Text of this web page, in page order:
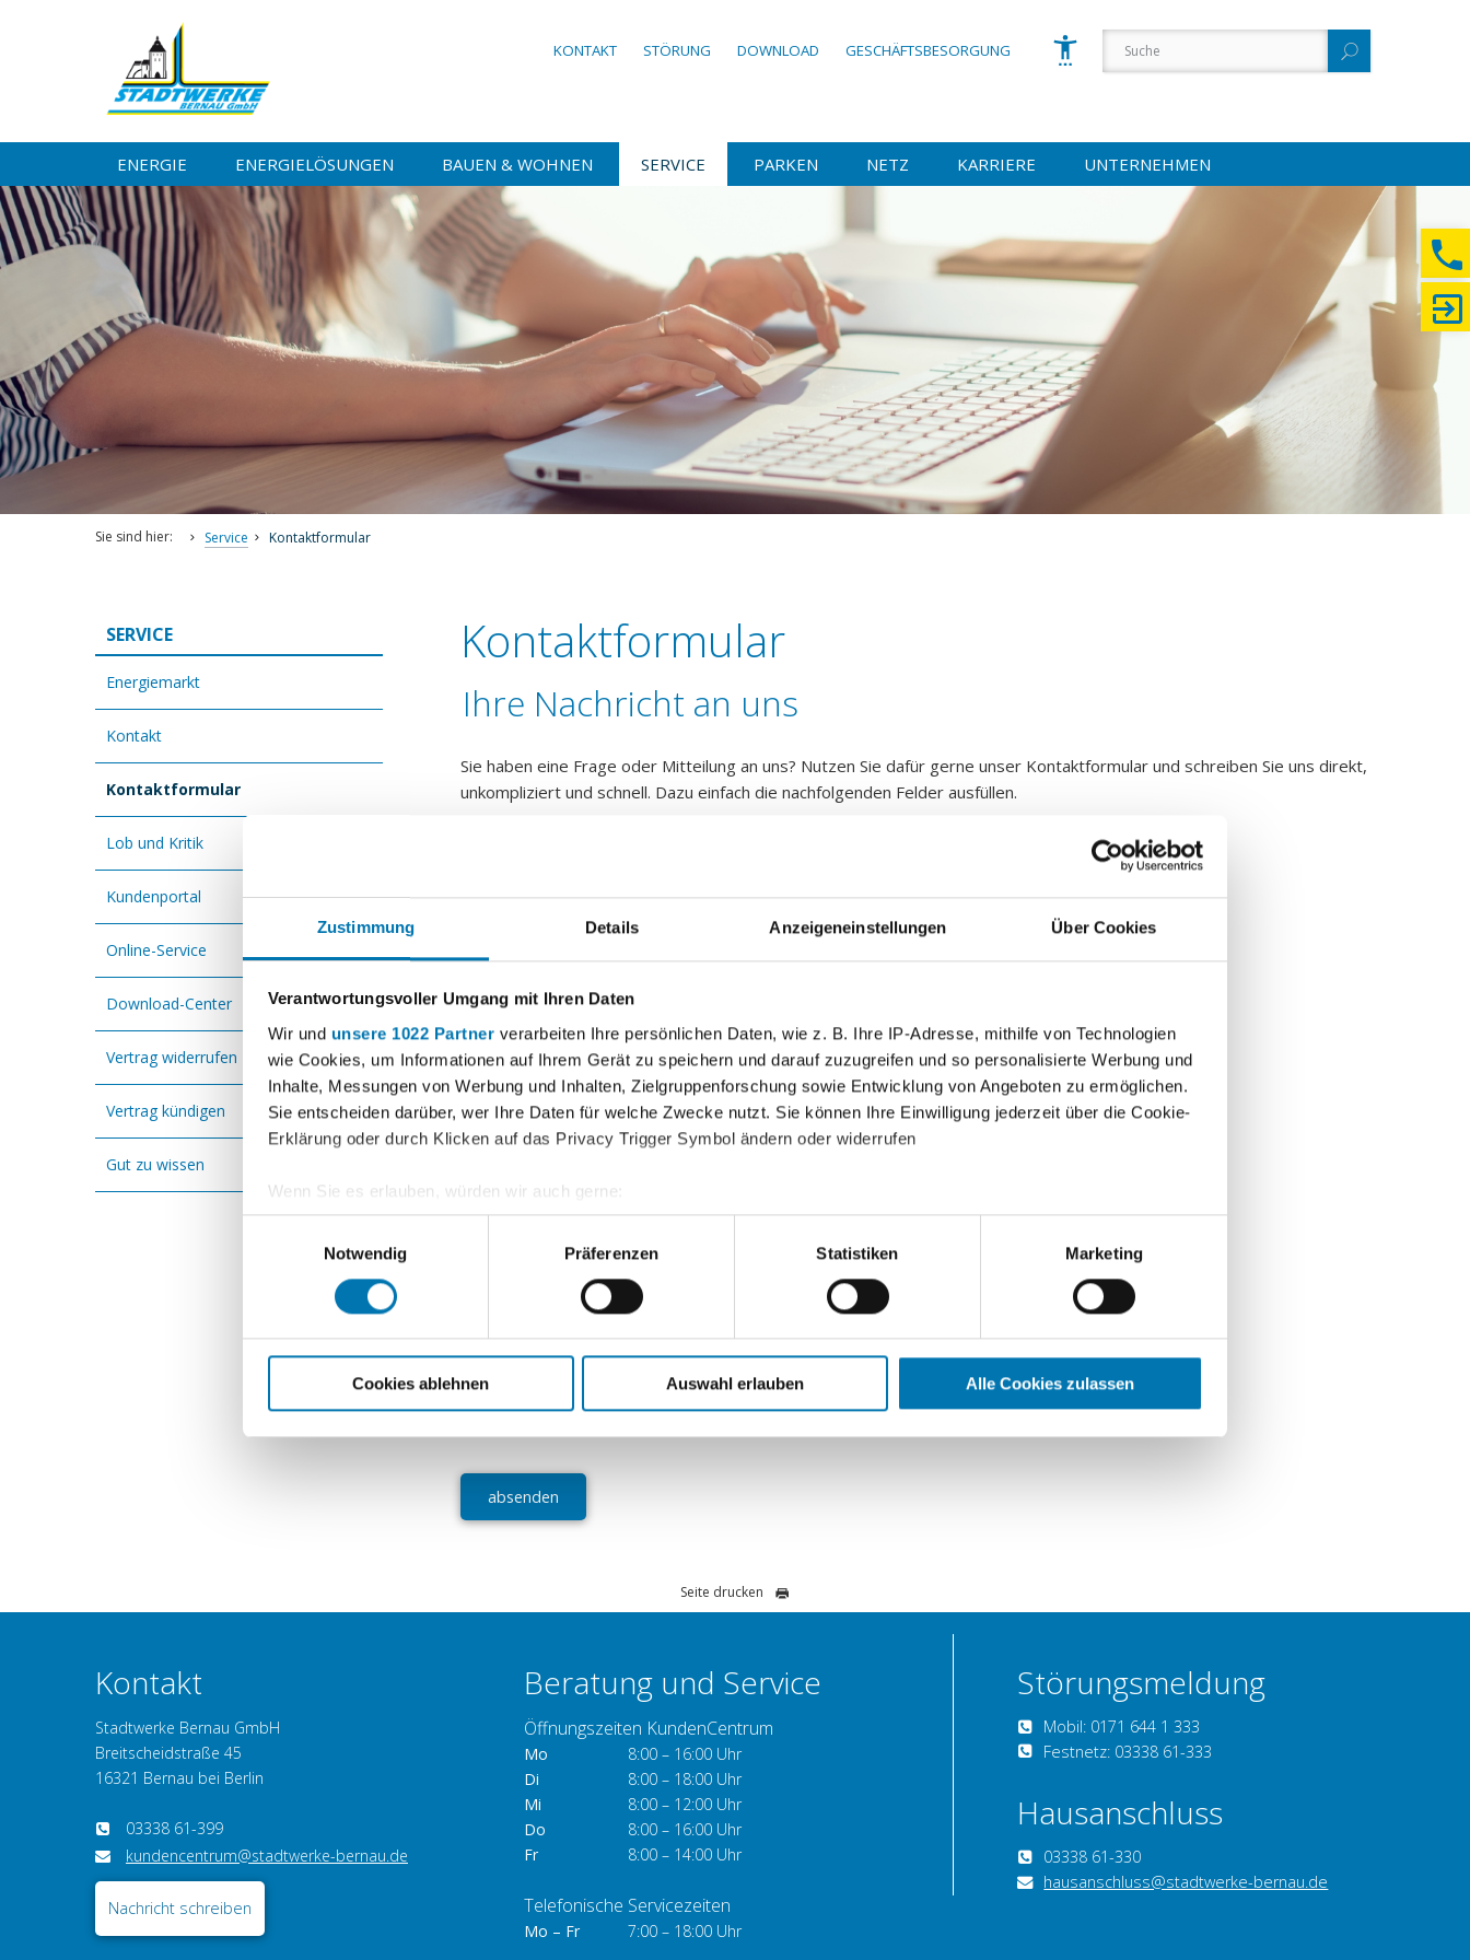
Zustimmung Details Anzeigeneinstellungen Über Cookies
Verantwortungsvoller Umgang mit Ihren Daten
Wir und unsere 1022 Partner verarbeiten Ihre persönlichen Daten, wie z. B. Ihre IP-Adresse, mithilfe von Technologien
wie Cookies, um Informationen auf Ihrem Gerät zu speichern und darauf zuzugreifen und so personalisierte Werbung und
Inhalte, Messungen von Werbung und Inhalten, Zielgruppenforschung sowie Entwicklung von Angeboten zu ermöglichen.
Sie entscheiden darüber, wer Ihre Daten für welche Zwecke nutzt. Sie können Ihre Einwilligung jederzeit über die Cookie-
Erklärung oder durch Klicken auf das Privacy Trigger Symbol ändern oder widerrufen
Wenn Sie es erlauben, würden wir auch gerne:
Informationen über Ihre geografische Lage erfassen, welche bis auf einige Meter genau sein können
Ihr Gerät durch aktives Scannen nach bestimmten Merkmalen (Fingerprinting) identifizieren
Erfahren Sie mehr darüber, wie Ihre persönlichen Daten verarbeitet werden, und legen Sie Ihre Präferenzen imAbschnitt
Einzelheitenfest.
Wir verwenden Cookies, um Inhalte und Anzeigen zu personalisieren, Funktionen für soziale Medien anbieten zu können
und die Zugriffe auf unsere Webseite zu analysieren. Außerdem geben wir Informationen zu Ihrer Verwendung unserer
Webseite an unsere Partner für soziale Medien, Werbung und Analysen weiter. Unsere Partner führen diese Informationen
möglicherweise mit weiteren Daten zusammen, die Sie ihnen bereitgestellt haben oder die sie im Rahmen Ihrer Nutzung
können Ihre Einwilligung jederzeit in unserer
Notwendig
Präferenzen Statistiken Marketing
Cookies ablehnen Auswahl erlauben Alle Cookies zulassen
KONTAKT STÖRUNG DOWNLOAD GESCHÄFTSBESORGUNG
ENERGIE ENERGIELÖSUNGEN BAUEN & WOHNEN SERVICE PARKEN NETZ KARRIERE UNTERNEHMEN
Sie sind hier: Service Kontaktformular
SERVICE
Energiemarkt
Kontakt
Kontaktformular
Lob und Kritik
Kundenportal
Online-Service
Download-Center
Vertrag widerrufen
Vertrag kündigen
Gut zu wissen
Kontaktformular
Ihre Nachricht an uns
Sie haben eine Frage oder Mitteilung an uns? Nutzen Sie dafür gerne unser Kontaktformular und schreiben Sie uns direkt,
unkompliziert und schnell. Dazu einfach die nachfolgenden Felder ausfüllen.
Straße, Hausnr. *
PLZ, Ort *
Telefon
absenden
Seite drucken
Kontakt
Stadtwerke Bernau GmbH
Breitscheidstraße 45
16321 Bernau bei Berlin
03338 61-399
kundencentrum@stadtwerke-bernau.de
Nachricht schreiben
Beratung und Service
Öffnungszeiten KundenCentrum
Mo
8:00 – 16:00 Uhr
Di
8:00 – 18:00 Uhr
Mi
8:00 – 12:00 Uhr
Do
8:00 – 16:00 Uhr
Fr
8:00 – 14:00 Uhr
Telefonische Servicezeiten
Mo – Fr 7:00 – 18:00 Uhr
Störungsmeldung
Mobil: 0171 644 1 333
Festnetz: 03338 61-333
Hausanschluss
03338 61-330
hausanschluss@stadtwerke-bernau.de
Schrift vergrößern
Schrift verkleinern
Wortabstand vergrößern
Wortabstand verkleinern
Zeilenabstand vergrößern